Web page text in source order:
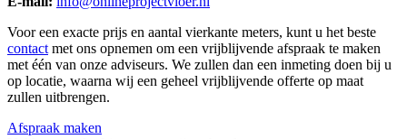
Voor een exacte prijs en aantal vierkante meters, kunt u het beste
contact met ons opnemen om een vrijblijvende afspraak te maken
met één van onze adviseurs. We zullen dan een inmeting doen bij u
op locatie, waarna wij een geheel vrijblijvende offerte op maat
zullen uitbrengen.
Afspraak maken